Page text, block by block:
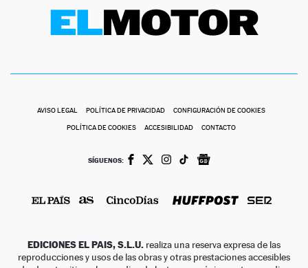
AVISO LEGAL POLÍTICA DE PRIVACIDAD CONFIGURACIÓN DE COOKIES
POLÍTICA DE COOKIES ACCESIBILIDAD CONTACTO
SÍGUENOS:
EDICIONES EL PAIS, S.L.U. realiza una reserva expresa de las
reproducciones y usos de las obras y otras prestaciones accesibles